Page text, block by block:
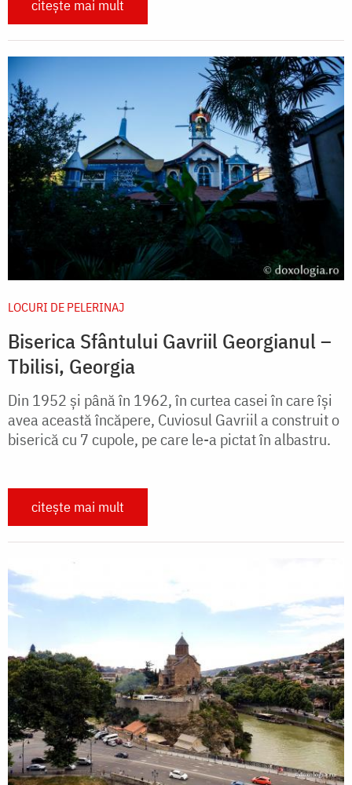
citește mai mult
LOCURI DE PELERINAJ
Biserica Sfântului Gavriil Georgianul –
Tbilisi, Georgia
Din 1952 și până în 1962, în curtea casei în care își
avea această încăpere, Cuviosul Gavriil a construit o
biserică cu 7 cupole, pe care le-a pictat în albastru.
citește mai mult